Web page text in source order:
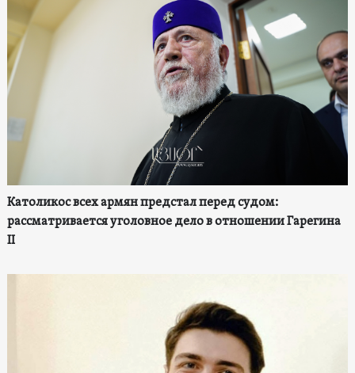
Католикос всех армян предстал перед судом:
рассматривается уголовное дело в отношении Гарегина
II